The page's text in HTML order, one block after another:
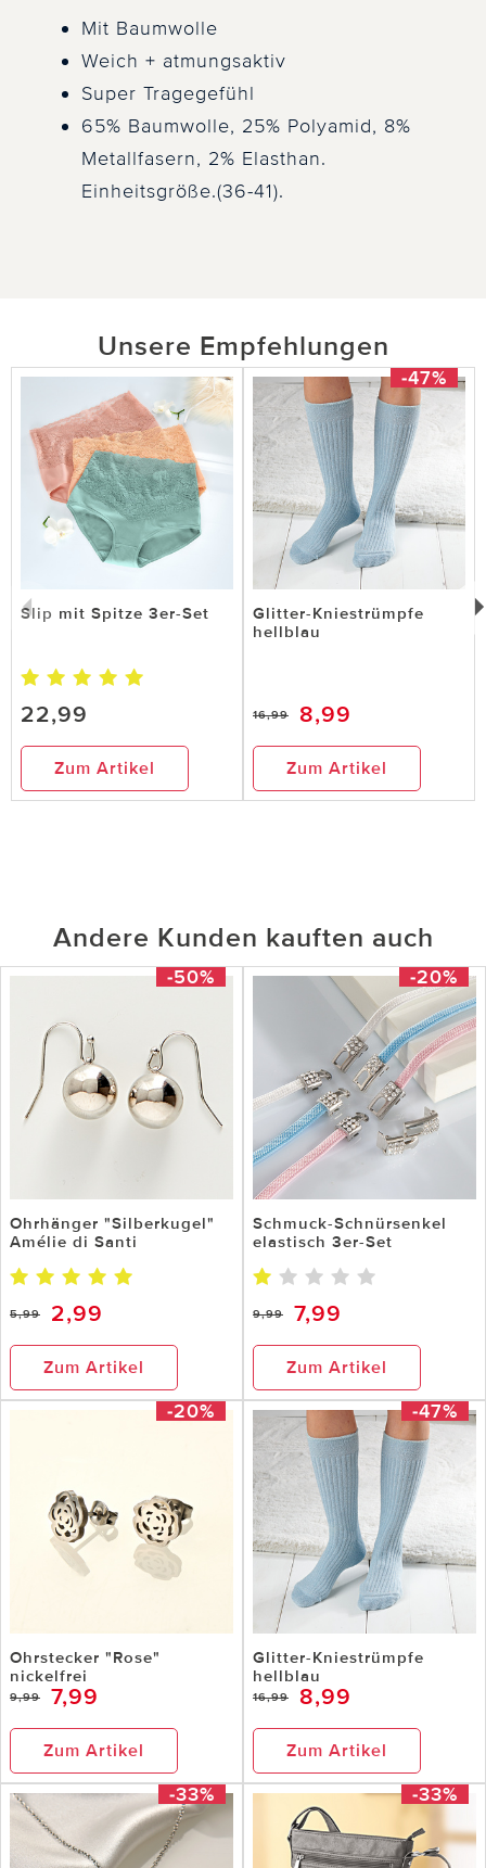
Mit Baumwolle
Weich + atmungsaktiv
Super Tragegefühl
65% Baumwolle, 25% Polyamid, 8%
Metallfasern, 2% Elasthan.
Einheitsgröße.(36-41).
Unsere Empfehlungen
Slip mit Spitze 3er-Set
22,99
Zum Artikel
-47%
Glitter-Kniestrümpfe
hellblau
16,99 8,99
Zum Artikel
Andere Kunden kauften auch
-50%
Ohrhänger "Silberkugel"
Amélie di Santi
5,99 2,99
Zum Artikel
-20%
Schmuck-Schnürsenkel
elastisch 3er-Set
9,99 7,99
Zum Artikel
-20%
Ohrstecker "Rose"
nickelfrei
9,99 7,99
Zum Artikel
-47%
Glitter-Kniestrümpfe
hellblau
16,99 8,99
Zum Artikel
-33% -33%